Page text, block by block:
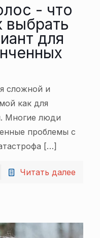
- что
выбрать
для
сложной и
как для
Многие люди
проблемы с
[…]
Читать далее